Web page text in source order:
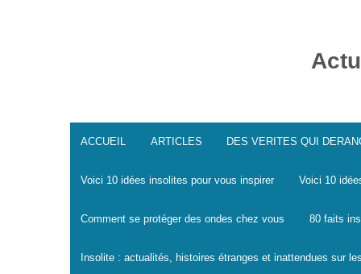
ACCUEIL ARTICLES DES VERITES QUI
Voici 10 idées insolites pour vous inspirer Voici 10
Comment se protéger des ondes chez vous 80 faits
Insolite : actualités, histoires étranges et inattendues sur